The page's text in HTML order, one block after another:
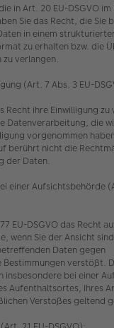
in Art. 20 EU-DSGVO im
Sie das Recht, die Sie
in einem
zu erhalten bzw. die
zu verlangen.
(Art. 7 Abs. 3 EU-
Recht ihre Einwilligung
Datenverarbeitung, die
vorgenommen
berührt nicht die
der Daten.
einer Aufsichtsbehörde
EU-DSGVO das Recht
wenn Sie der Ansicht
Daten gegen
verstößt.
insbesondere bei einer
Aufenthaltsortes, Ihres
Verstoßes geltend